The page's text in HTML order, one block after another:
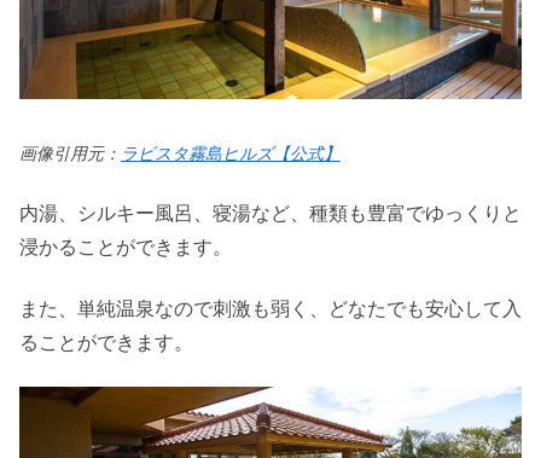
画像引用元： ラビスタ霧島ヒルズ【公式】
内湯、シルキー風呂、寝湯など、種類も豊富でゆっくりと
浸かることができます。
また、単純温泉なので刺激も弱く、どなたでも安心して入
ることができます。